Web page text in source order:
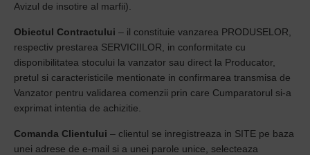
Avizul de insotire al marfii).
Obiectul Contractului – il constituie vanzarea PRODUSELOR,
respectiv prestarea SERVICIILOR, in conformitate cu
disponibilitatea stocului la vanzator sau direct la Producator,
pretul si caracteristicile mentionate in confirmarea transmisa de
Vanzator pentru validarea comenzii prin care Cumparatorul si-a
exprimat intentia de achizitie.
Comanda Clientului – clientul se inregistreaza in SITE pe baza
unei adrese de e-mail si a unei parole unice, selecteaza